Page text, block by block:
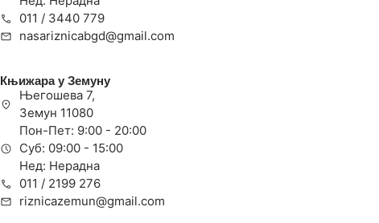
011 / 3440 779
nasariznicabgd@gmail.com
Књижара у Земуну
Његошева 7,
Земун 11080
Пон-Пет: 9:00 - 20:00
Суб: 09:00 - 15:00
Нед: Нерадна
011 / 2199 276
riznicazemun@gmail.com